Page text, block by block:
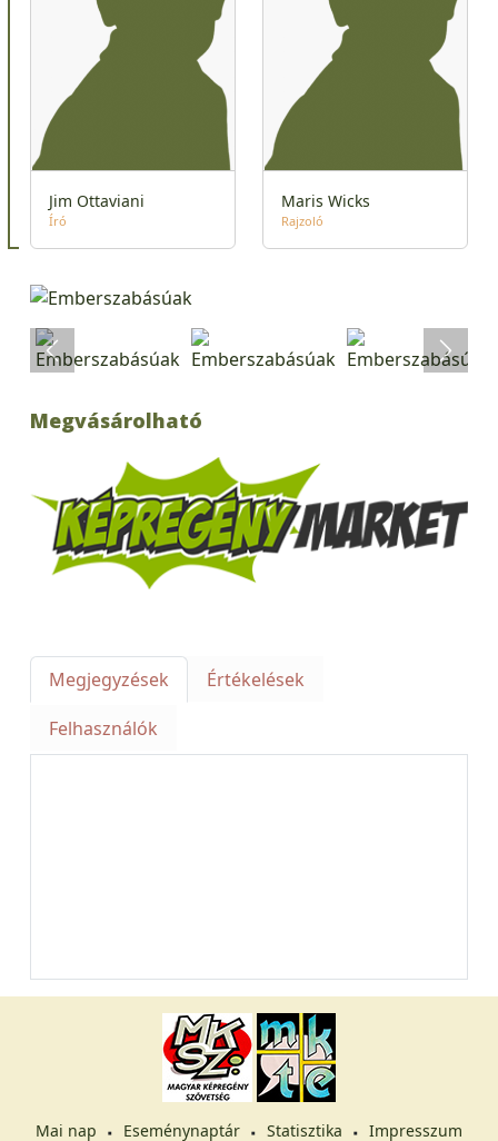
Jim Ottaviani
Író
Maris Wicks
Rajzoló
Megvásárolható
Megjegyzések
Értékelések
Felhasználók
Mai nap Eseménynaptár Statisztika Impresszum